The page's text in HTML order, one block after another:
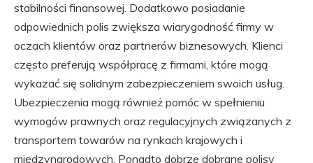
stabilności finansowej. Dodatkowo posiadanie
odpowiednich polis zwiększa wiarygodność firmy w
oczach klientów oraz partnerów biznesowych. Klienci
często preferują współpracę z firmami, które mogą
wykazać się solidnym zabezpieczeniem swoich usług.
Ubezpieczenia mogą również pomóc w spełnieniu
wymogów prawnych oraz regulacyjnych związanych z
transportem towarów na rynkach krajowych i
międzynarodowych. Ponadto dobrze dobrane polisy